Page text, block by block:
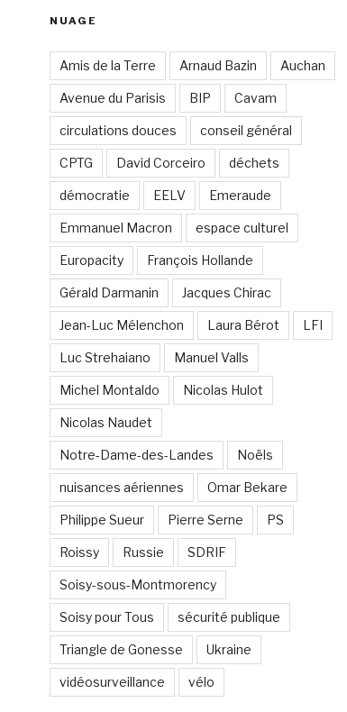
NUAGE
Amis de la Terre Arnaud Bazin Auchan
Avenue du Parisis BIP Cavam
circulations douces conseil général
CPTG David Corceiro déchets
démocratie EELV Emeraude
Emmanuel Macron espace culturel
Europacity François Hollande
Gérald Darmanin Jacques Chirac
Jean-Luc Mélenchon Laura Bérot LFI
Luc Strehaiano Manuel Valls
Michel Montaldo Nicolas Hulot
Nicolas Naudet
Notre-Dame-des-Landes Noëls
nuisances aériennes Omar Bekare
Philippe Sueur Pierre Serne PS
Roissy Russie SDRIF
Soisy-sous-Montmorency
Soisy pour Tous sécurité publique
Triangle de Gonesse Ukraine
vidéosurveillance vélo